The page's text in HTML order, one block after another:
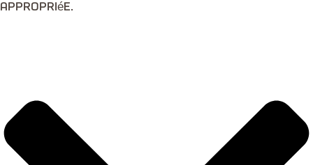
appropriée.